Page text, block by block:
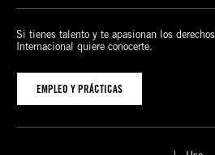
Si tienes talento y te apasionan los
Internacional quiere conocerte.
EMPLEO Y PRÁCTICAS